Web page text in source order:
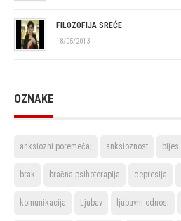
FILOZOFIJA SREĆE
18/05/2013
OZNAKE
anksiozni poremećaj anksioznost bijes
brak bračna psihoterapija depresija
komunikacija Ljubav ljubavni odnosi